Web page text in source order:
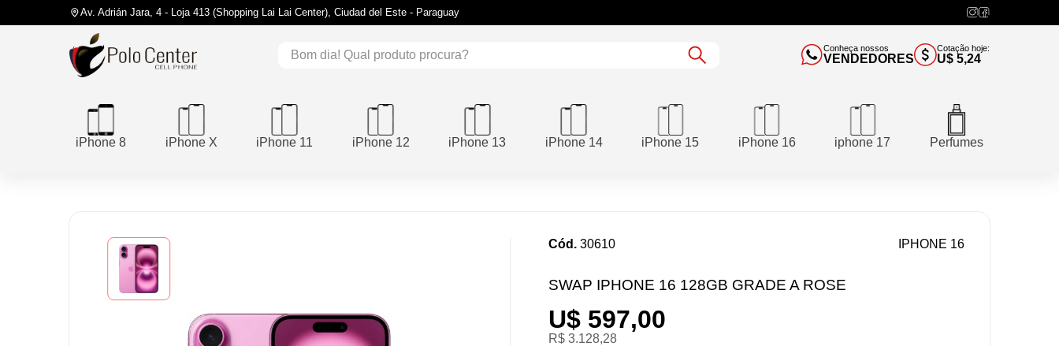
Av. Adrián Jara, 4 - Loja 413 (Shopping Lai Lai Center), Ciudad del Este - Paraguay
Conheça nossos
VENDEDORES
Cotação hoje:
U$ 5,24
iPhone 8 iPhone X iPhone 11 iPhone 12 iPhone 13 iPhone 14 iPhone 15 iPhone 16 iphone 17 Perfumes
Cód. 30610 IPHONE 16
SWAP IPHONE 16 128GB GRADE A ROSE
U$ 597,00
R$ 3.128,28